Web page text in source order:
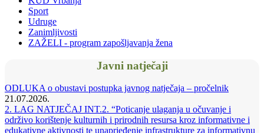
Sport
Udruge
Zanimljivosti
ZAŽELI - program zapošljavanja žena
Javni natječaji
ODLUKA o obustavi postupka javnog natječaja – pročelnik
21.07.2026.
2. LAG NATJEČAJ INT.2. “Poticanje ulaganja u očuvanje i
održivo korištenje kulturnih i prirodnih resursa kroz informativne i
edukativne aktivnosti te unaprjeđenje infrastrukture za informativnu